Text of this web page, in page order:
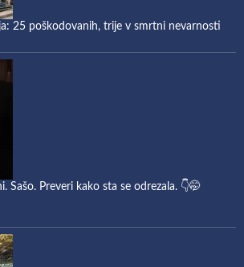
25 poškodovanih, trije v smrtni nevarnosti
Sašo. Preveri kako sta se odrezala. 👇🤭